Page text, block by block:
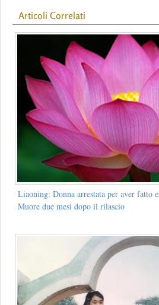
Articoli Correlati
Liaoning: Donna arrestata per aver fatto
Muore due mesi dopo il rilascio